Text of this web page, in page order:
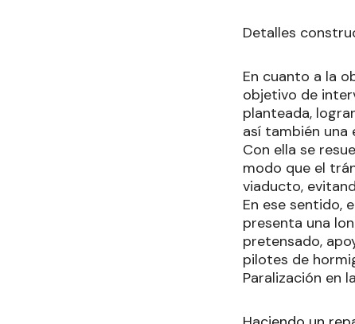
Detalles
En cuanto a la
objetivo de
planteada,
así también
Con ella se
modo que el
viaducto,
En ese sentido,
presenta una
pretensado,
pilotes de
Paralización en